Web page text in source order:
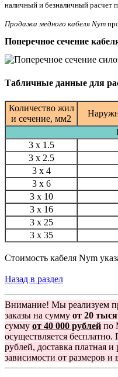
наличный и безналичный расчет
Продажа медного кабеля Nym
Поперечное сечение
Табличные данные для
Количество жил
и сечение, мм2
3 x 1.5
3 x 2.5
3 x 4
3 x 6
3 x 10
3 x 16
3 x 25
3 x 35
Стоимость кабеля Nym
Назад в раздел
Внимание! Мы реализуем
заказы на сумму от 20
сумму от 40 000 рублей по
осуществляется
рублей, доставка платная
зависимости от размеров и